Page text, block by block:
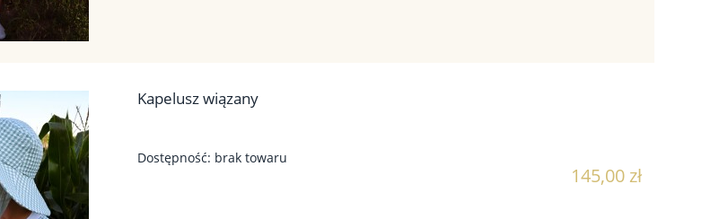
Kapelusz wiązany
Dostępność: brak towaru
145,00 zł